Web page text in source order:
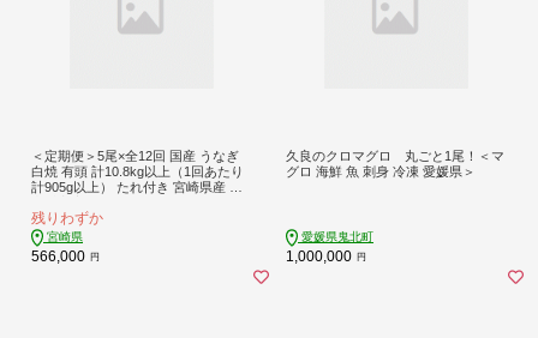
＜定期便＞5尾×全12回 国産 うなぎ
白焼 有頭 計10.8kg以上（1回あたり
計905g以上） たれ付き 宮崎県産 鰻
残りわずか
宮崎県
566,000 円
久良のクロマグロ 丸ごと1尾！＜マ
グロ 海鮮 魚 刺身 冷凍 愛媛県＞
愛媛県鬼北町
1,000,000 円